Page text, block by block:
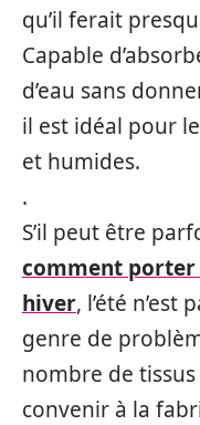
qu’il ferait
Capable
d’eau sans
il est idéal pour
et humides.
.
S’il peut être
comment porter
hiver, l’été n’est
genre de
nombre de
convenir à la